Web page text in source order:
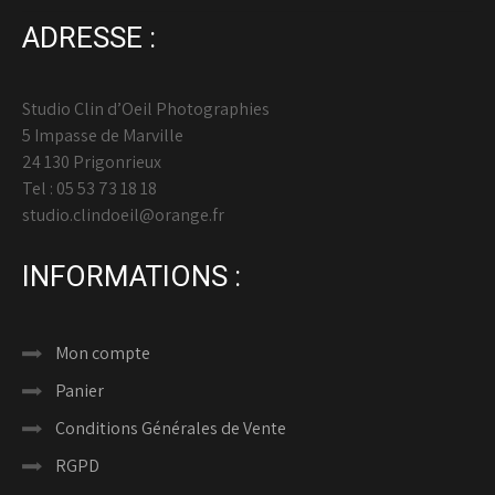
ADRESSE :
Studio Clin d’Oeil Photographies
5 Impasse de Marville
24 130 Prigonrieux
Tel : 05 53 73 18 18
studio.clindoeil@orange.fr
INFORMATIONS :
Mon compte
Panier
Conditions Générales de Vente
RGPD